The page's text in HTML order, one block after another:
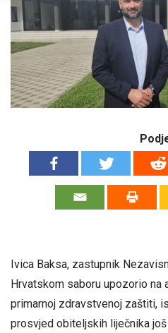
Ivica Baksa, zastupnik
Hrvatskom saboru upozorio na
primarnoj zdravstvenoj zaštiti,
prosvjed obiteljskih liječnika